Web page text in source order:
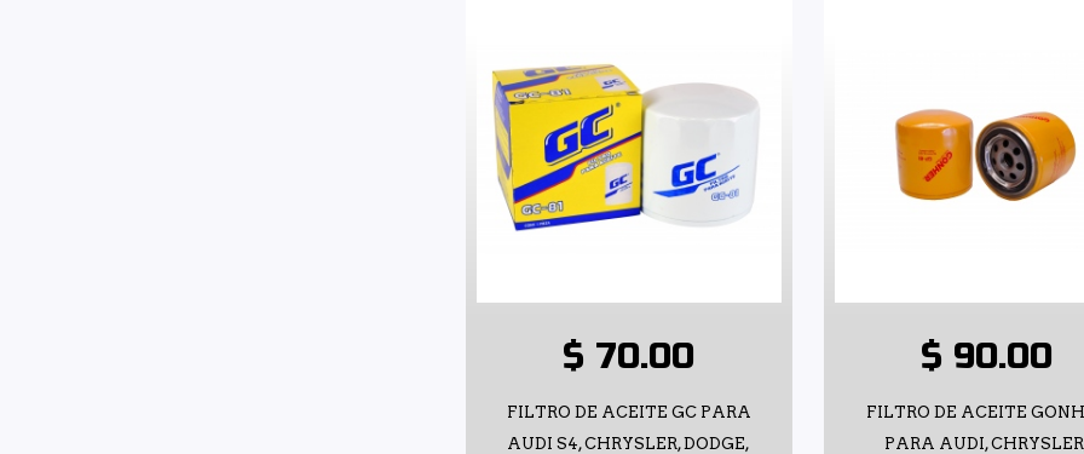
$ 70.00
FILTRO DE ACEITE GC PARA
AUDI S4, CHRYSLER, DODGE,
$ 90.00
FILTRO DE ACEITE
PARA AUDI,